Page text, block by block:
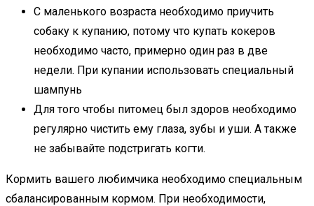
С маленького возраста необходимо приучить
собаку к купанию, потому что купать кокеров
необходимо часто, примерно один раз в две
недели. При купании использовать специальный
шампунь
Для того чтобы питомец был здоров необходимо
регулярно чистить ему глаза, зубы и уши. А также
не забывайте подстригать когти.
Кормить вашего любимчика необходимо специальным
сбалансированным кормом. При необходимости,